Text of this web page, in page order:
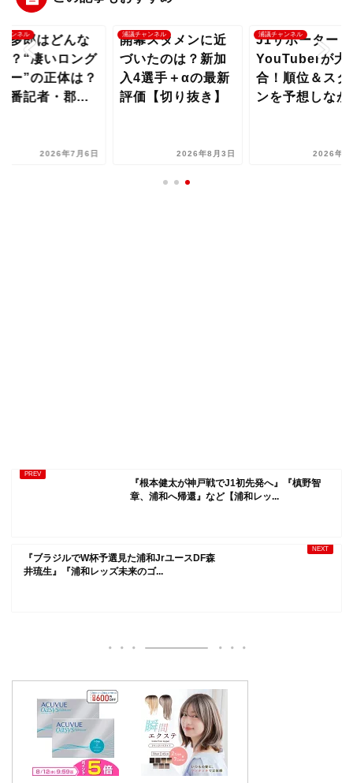
ャンネル
多郎はどんな
？“凄いロング
ー”の正体は？
番記者・郡...
2026年7月6日
浦議チャンネル
開幕スタメンに近
づいたのは？新加
入4選手＋αの最新
評価【切り抜き】
2026年8月3日
浦議チャンネル
J1サポーター
YouTuberが大
合！順位＆スタ
ンを予想しなが
2026年8
『根本健太が神戸戦でJ1初先発へ』『槙野智
章、浦和へ帰還』など【浦和レッ...
『ブラジルでW杯予選見た浦和JrユースDF森
井琉生』『浦和レッズ未来のゴ...